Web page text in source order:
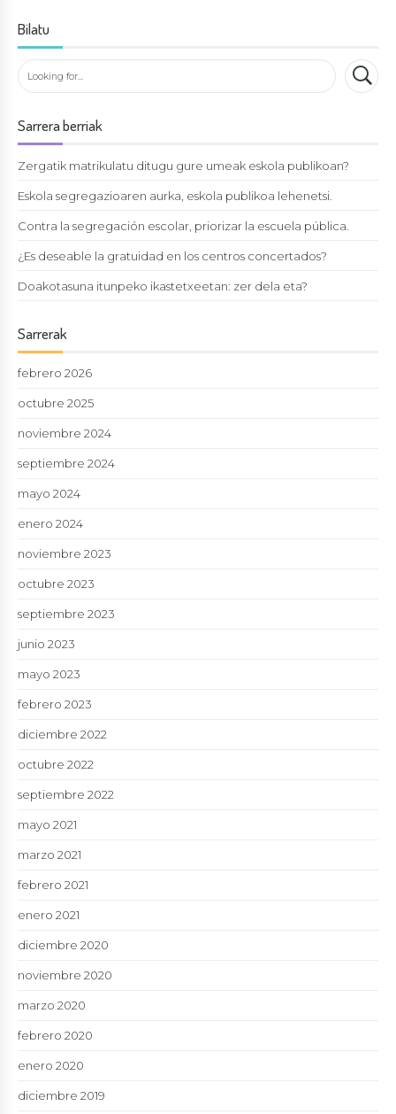
Bilatu
Sarrera berriak
Zergatik matrikulatu ditugu gure umeak eskola publikoan?
Eskola segregazioaren aurka, eskola publikoa lehenetsi.
Contra la segregación escolar, priorizar la escuela pública.
¿Es deseable la gratuidad en los centros concertados?
Doakotasuna itunpeko ikastetxeetan: zer dela eta?
Sarrerak
febrero 2026
octubre 2025
noviembre 2024
septiembre 2024
mayo 2024
enero 2024
noviembre 2023
octubre 2023
septiembre 2023
junio 2023
mayo 2023
febrero 2023
diciembre 2022
octubre 2022
septiembre 2022
mayo 2021
marzo 2021
febrero 2021
enero 2021
diciembre 2020
noviembre 2020
marzo 2020
febrero 2020
enero 2020
diciembre 2019